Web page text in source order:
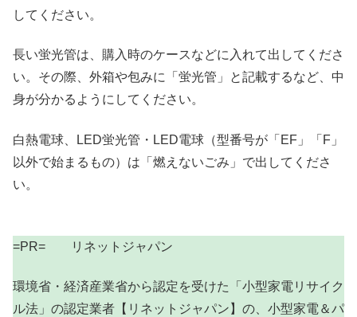
してください。
長い蛍光管は、購入時のケースなどに入れて出してくださ
い。その際、外箱や包みに「蛍光管」と記載するなど、中
身が分かるようにしてください。
白熱電球、LED蛍光管・LED電球（型番号が「EF」「F」
以外で始まるもの）は「燃えないごみ」で出してくださ
い。
=PR= リネットジャパン
環境省・経済産業省から認定を受けた「小型家電リサイク
ル法」の認定業者【リネットジャパン】の、小型家電＆パ